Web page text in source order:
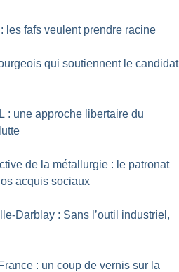
les fafs veulent prendre racine
qui soutiennent le candidat
: une approche libertaire du
de la métallurgie : le patronat
acquis sociaux
Darblay : Sans l’outil industriel,
: un coup de vernis sur la